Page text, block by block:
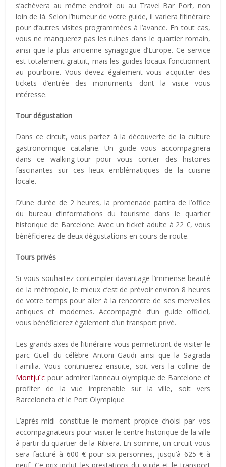
s’achèvera au même endroit ou au Travel Bar Port, non
loin de là. Selon l’humeur de votre guide, il variera l’itinéraire
pour d’autres visites programmées à l’avance. En tout cas,
vous ne manquerez pas les ruines dans le quartier romain,
ainsi que la plus ancienne synagogue d’Europe. Ce service
est totalement gratuit, mais les guides locaux fonctionnent
au pourboire. Vous devez également vous acquitter des
tickets d’entrée des monuments dont la visite vous
intéresse.
Tour dégustation
Dans ce circuit, vous partez à la découverte de la culture
gastronomique catalane. Un guide vous accompagnera
dans ce walking-tour pour vous conter des histoires
fascinantes sur ces lieux emblématiques de la cuisine
locale.
D’une durée de 2 heures, la promenade partira de l’office
du bureau d’informations du tourisme dans le quartier
historique de Barcelone. Avec un ticket adulte à 22 €, vous
bénéficierez de deux dégustations en cours de route.
Tours privés
Si vous souhaitez contempler davantage l’immense beauté
de la métropole, le mieux c’est de prévoir environ 8 heures
de votre temps pour aller à la rencontre de ses merveilles
antiques et modernes. Accompagné d’un guide officiel,
vous bénéficierez également d’un transport privé.
Les grands axes de l’itinéraire vous permettront de visiter le
parc Güell du célèbre Antoni Gaudi ainsi que la Sagrada
Familia. Vous continuerez ensuite, soit vers la colline de
Montjuïc pour admirer l’anneau olympique de Barcelone et
profiter de la vue imprenable sur la ville, soit vers
Barceloneta et le Port Olympique
L’après-midi constitue le moment propice choisi par vos
accompagnateurs pour visiter le centre historique de la ville
à partir du quartier de la Ribiera. En somme, un circuit vous
sera facturé à 600 € pour six personnes, jusqu’à 625 € à